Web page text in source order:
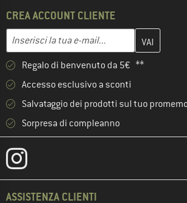
CREA ACCOUNT CLIENTE
Indirizzo e-mail
Inserisci qui il tuo indirizzo e-mail e crea il
Regalo di benvenuto da 5€ **
Accesso esclusivo a sconti
Salvataggio dei prodotti sul tuo
Sorpresa di compleanno
ASSISTENZA CLIENTI